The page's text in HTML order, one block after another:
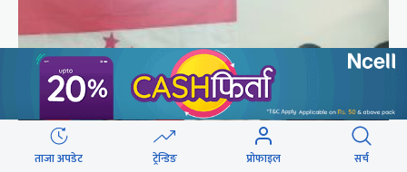
ताजा अपडेट ट्रेन्डिङ प्रोफाइल सर्च